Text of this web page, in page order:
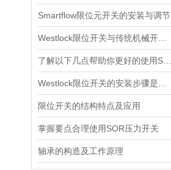
Smartflow限位元开关的安装与调节
限位开关的结构特点及应用
掌握要点合理使用SOR压力开关
轴承的构造及工作原理